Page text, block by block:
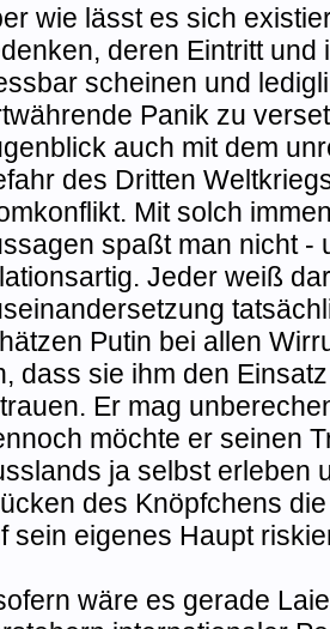
wie lässt es sich
deren Eintritt
scheinen und
Panik zu
auch mit dem
des Dritten
Mit solch
spaßt man nicht -
Jeder weiß
Putin bei allen
dass sie ihm den
Er mag
möchte er seinen
ja selbst erleben
des Knöpfchens
sein eigenes Haupt
wäre es gerade